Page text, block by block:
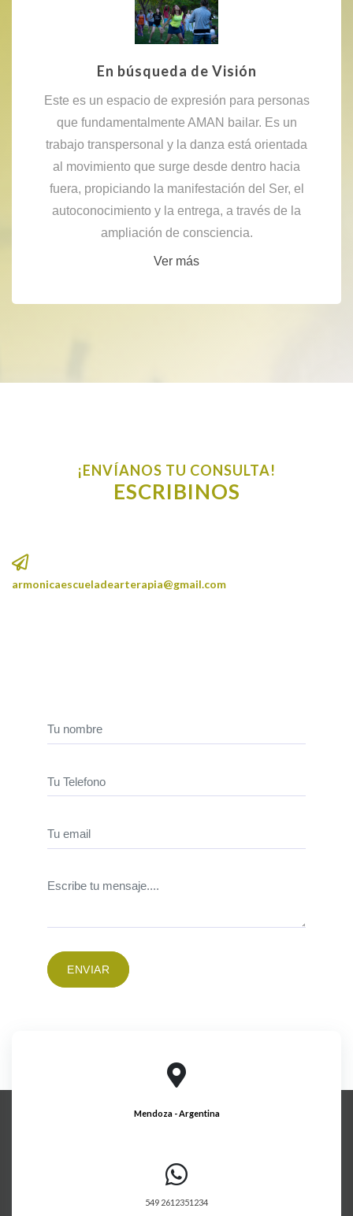
En búsqueda de Visión
Este es un espacio de expresión para personas
que fundamentalmente AMAN bailar. Es un
trabajo transpersonal y la danza está orientada
al movimiento que surge desde dentro hacia
fuera, propiciando la manifestación del Ser, el
autoconocimiento y la entrega, a través de la
ampliación de consciencia.
Ver más
¡ENVÍANOS TU CONSULTA!
ESCRIBINOS
armonicaescueladearterapia@gmail.com
ENVIAR
Mendoza - Argentina
549 2612351234